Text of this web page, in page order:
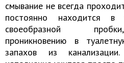
смывание не всегда
постоянно находится в
своеобразной
проникновению в
запахов из